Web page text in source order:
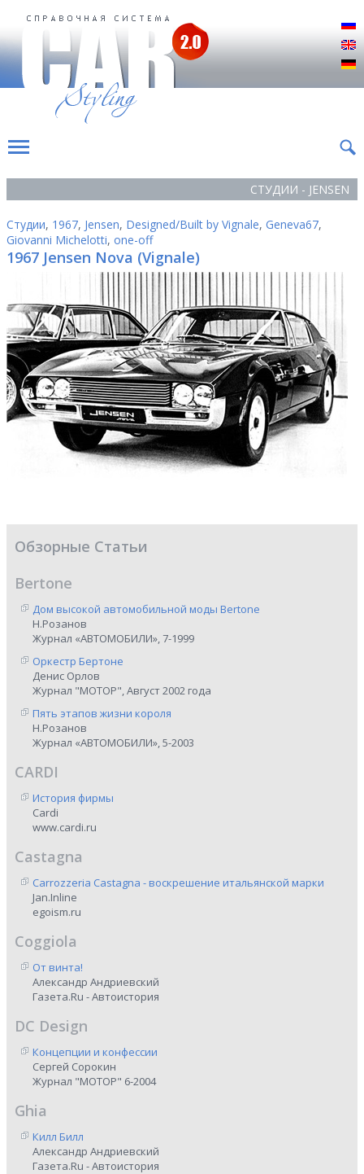
СТУДИИ - JENSEN
Студии, 1967, Jensen, Designed/Built by Vignale, Geneva67,
Giovanni Michelotti, one-off
1967 Jensen Nova (Vignale)
Обзорные Статьи
Bertone
Дом высокой автомобильной моды Bertone
Н.Розанов
Журнал «АВТОМОБИЛИ», 7-1999
Оркестр Бертоне
Денис Орлов
Журнал "МОТОР", Август 2002 года
Пять этапов жизни короля
Н.Розанов
Журнал «АВТОМОБИЛИ», 5-2003
CARDI
История фирмы
Cardi
www.cardi.ru
Castagna
Carrozzeria Castagna - воскрешение итальянской марки
Jan.Inline
egoism.ru
Coggiola
От винта!
Александр Андриевский
Газета.Ru - Автоистория
DC Design
Концепции и конфессии
Сергей Сорокин
Журнал "МОТОР" 6-2004
Ghia
Килл Билл
Александр Андриевский
Газета.Ru - Автоистория